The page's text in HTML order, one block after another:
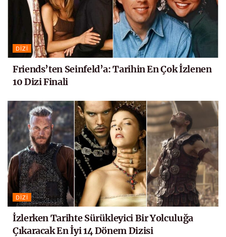
DIZI
Friends’ten Seinfeld’a: Tarihin En Çok İzlenen
10 Dizi Finali
DIZI
İzlerken Tarihte Sürükleyici Bir Yolculuğa
Çıkaracak En İyi 14 Dönem Dizisi